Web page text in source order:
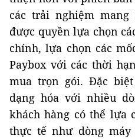
các trải nghiệm
được quyền lựa chọn
chính, lựa chọn các
Paybox với các thời
mua trọn gói. Đặc
dạng hóa với nhiều
khách hàng có thể lựa
thực tế như dòng